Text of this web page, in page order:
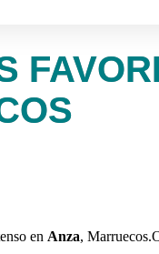
en Anza,